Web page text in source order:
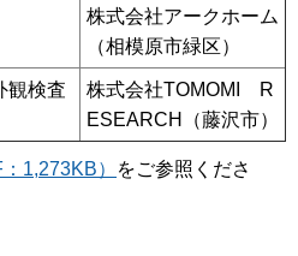
株式会社アークホーム
（相模原市緑区）
観検査
株式会社TOMOMI R
ESEARCH（藤沢市）
1,273KB）
をご参照くださ